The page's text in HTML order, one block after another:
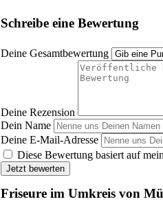
Schreibe eine Bewertung
Deine Gesamtbewertung
Deine Rezension
Dein Name
Deine E-Mail-Adresse
Diese Bewertung basiert auf
Jetzt bewerten
Friseure im Umkreis von